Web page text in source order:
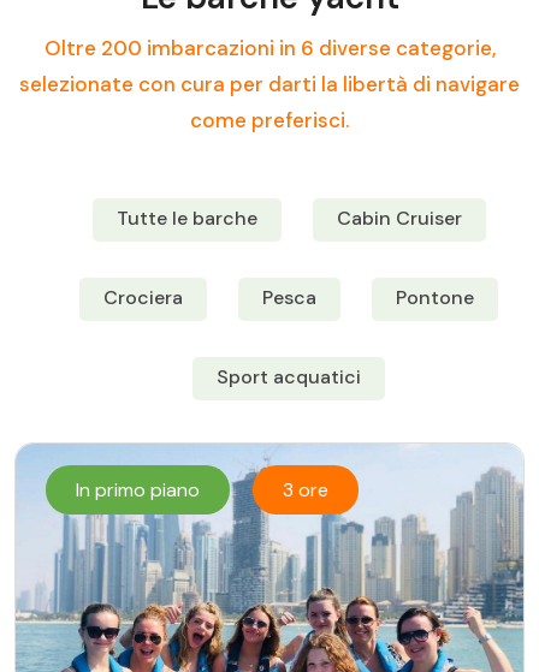
Oltre 200 imbarcazioni in 6 diverse categorie,
selezionate con cura per darti la libertà di navigare
come preferisci.
Tutte le barche Cabin Cruiser
Crociera Pesca Pontone
Sport acquatici
In primo piano 3 ore